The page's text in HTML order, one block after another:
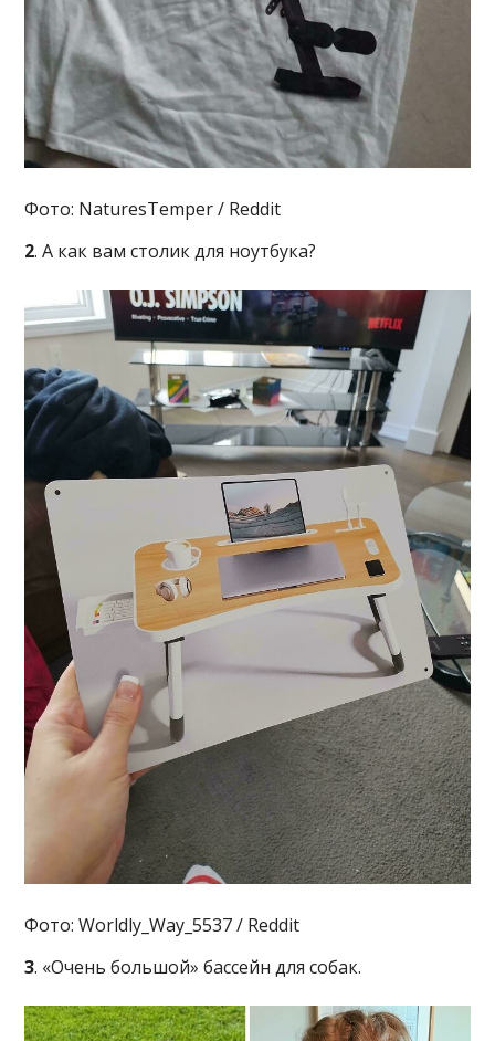
Фото: NaturesTemper / Reddit
2. А как вам столик для ноутбука?
Фото: Worldly_Way_5537 / Reddit
3. «Очень большой» бассейн для собак.